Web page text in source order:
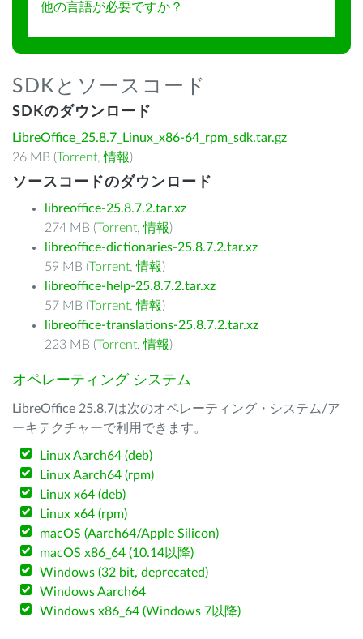
他の言語が必要ですか？
SDKとソースコード
SDKのダウンロード
LibreOffice_25.8.7_Linux_x86-64_rpm_sdk.tar.gz
26 MB (Torrent,情報)
ソースコードのダウンロード
libreoffice-25.8.7.2.tar.xz
274 MB (Torrent,情報)
libreoffice-dictionaries-25.8.7.2.tar.xz
59 MB (Torrent,情報)
libreoffice-help-25.8.7.2.tar.xz
57 MB (Torrent,情報)
libreoffice-translations-25.8.7.2.tar.xz
223 MB (Torrent,情報)
オペレーティング システム
LibreOffice 25.8.7は次のオペレーティング・システム/ア
ーキテクチャーで利用できます。
Linux Aarch64 (deb)
Linux Aarch64 (rpm)
Linux x64 (deb)
Linux x64 (rpm)
macOS (Aarch64/Apple Silicon)
macOS x86_64 (10.14以降)
Windows (32 bit, deprecated)
Windows Aarch64
Windows x86_64 (Windows 7以降)